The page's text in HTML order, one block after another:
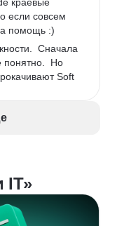
если совсем
помощь :)
Сначала
понятно.  Но
Soft
редактор,
было
нет опыта в
пройти
по с++ в
на LeetCode.
IT»